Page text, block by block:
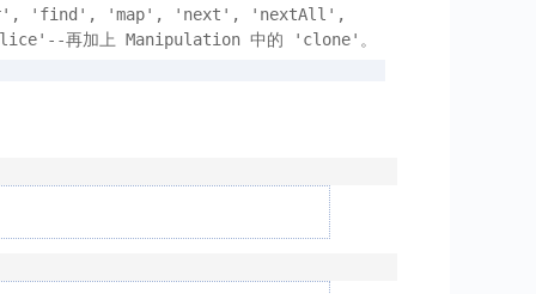
'find', 'map', 'next', 'nextAll',
加上 Manipulation 中的 'clone'。